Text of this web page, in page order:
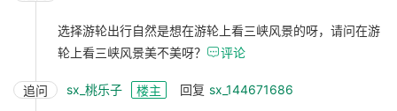
选择游轮出行自然是想在游轮上看三峡风景的呀，请问在游
轮上看三峡风景美不美呀？ 评论
追问 sx_桃乐子 楼主 回复 sx_144671686